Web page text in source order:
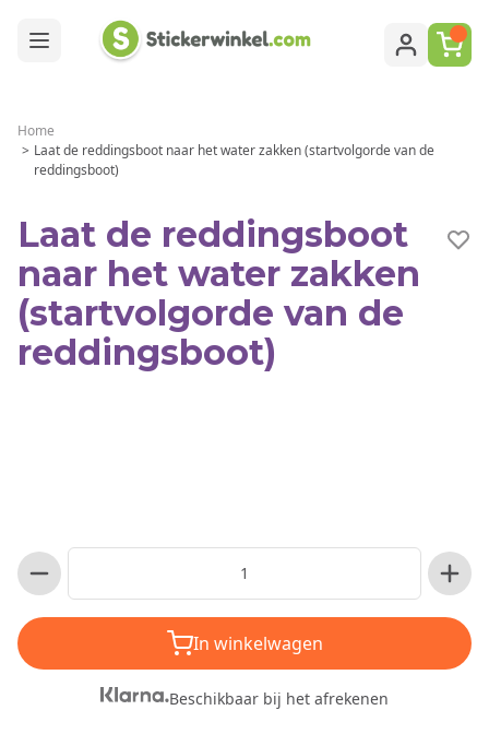
Home
> Laat de reddingsboot naar het water zakken (startvolgorde van de
reddingsboot)
Laat de reddingsboot
naar het water zakken
(startvolgorde van de
reddingsboot)
In winkelwagen
Beschikbaar bij het afrekenen